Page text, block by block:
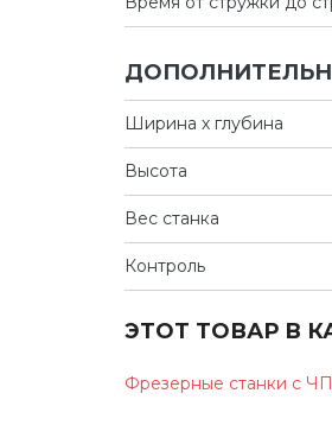
Ширина х глубина
Высота
Вес станка
Контроль
ЭТОТ ТОВАР В
Фрезерные станки с